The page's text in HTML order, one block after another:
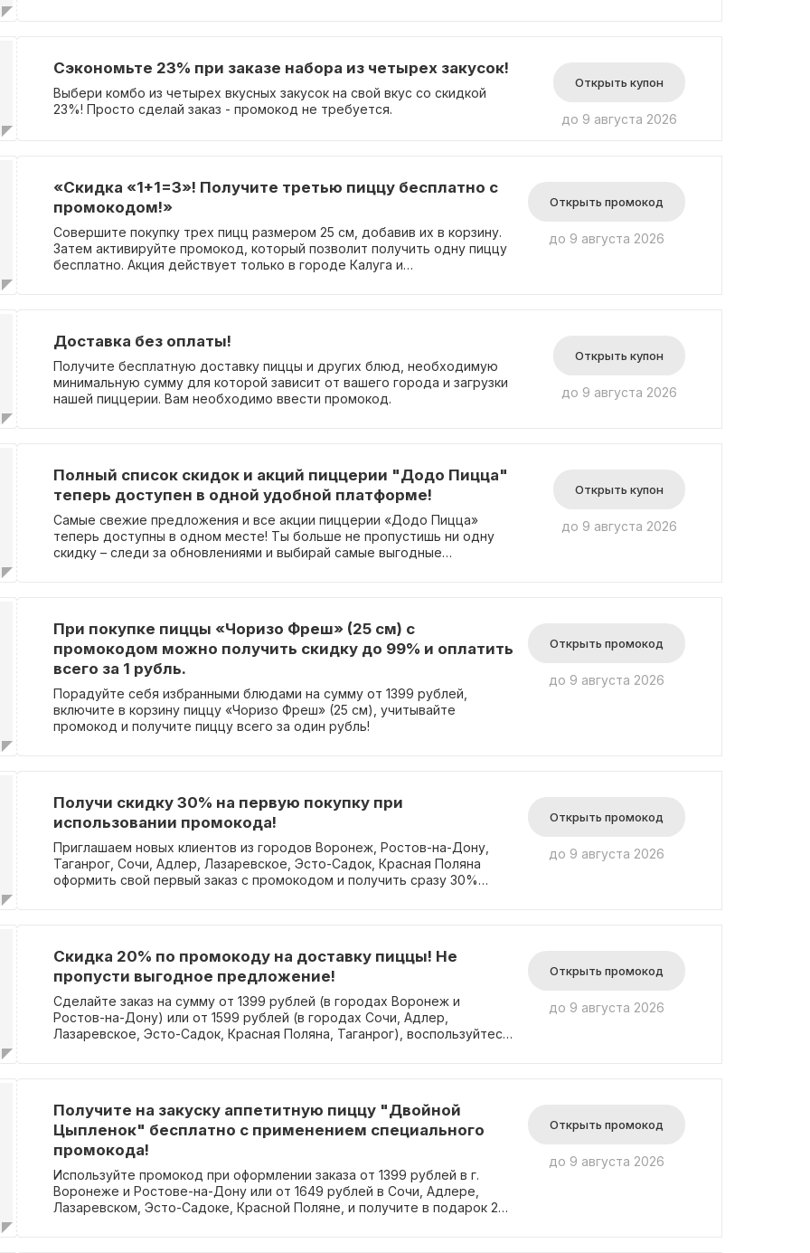
Сэкономьте 23% при заказе набора из четырех закусок!
Выбери комбо из четырех вкусных закусок на свой вкус со скидкой
23%! Просто сделай заказ - промокод не требуется.
Открыть купон
до 9 августа 2026
«Скидка «1+1=3»! Получите третью пиццу бесплатно с
промокодом!»
Совершите покупку трех пицц размером 25 см, добавив их в корзину.
Затем активируйте промокод, который позволит получить одну пиццу
бесплатно. Акция действует только в городе Калуга и
Открыть промокод
до 9 августа 2026
Доставка без оплаты!
Получите бесплатную доставку пиццы и других блюд, необходимую
минимальную сумму для которой зависит от вашего города и загрузки
нашей пиццерии. Вам необходимо ввести промокод.
Открыть купон
до 9 августа 2026
Полный список скидок и акций пиццерии "Додо Пицца"
теперь доступен в одной удобной платформе!
Самые свежие предложения и все акции пиццерии «Додо Пицца»
теперь доступны в одном месте! Ты больше не пропустишь ни одну
скидку – следи за обновлениями и выбирай самые выгодные
Открыть купон
до 9 августа 2026
При покупке пиццы «Чоризо Фреш» (25 см) с
промокодом можно получить скидку до 99% и оплатить
всего за 1 рубль.
Порадуйте себя избранными блюдами на сумму от 1399 рублей,
включите в корзину пиццу «Чоризо Фреш» (25 см), учитывайте
промокод и получите пиццу всего за один рубль!
Открыть промокод
до 9 августа 2026
Получи скидку 30% на первую покупку при
использовании промокода!
Приглашаем новых клиентов из городов Воронеж, Ростов-на-Дону,
Таганрог, Сочи, Адлер, Лазаревское, Эсто-Садок, Красная Поляна
оформить свой первый заказ с промокодом и получить сразу 30%
Открыть промокод
до 9 августа 2026
Скидка 20% по промокоду на доставку пиццы! Не
пропусти выгодное предложение!
Сделайте заказ на сумму от 1399 рублей (в городах Воронеж и
Ростов-на-Дону) или от 1599 рублей (в городах Сочи, Адлер,
Лазаревское, Эсто-Садок, Красная Поляна, Таганрог), воспользуйтесь
Открыть промокод
до 9 августа 2026
Получите на закуску аппетитную пиццу "Двойной
Цыпленок" бесплатно с применением специального
промокода!
Используйте промокод при оформлении заказа от 1399 рублей в г.
Воронеже и Ростове-на-Дону или от 1649 рублей в Сочи, Адлере,
Лазаревском, Эсто-Садоке, Красной Поляне, и получите в подарок 25-
Открыть промокод
до 9 августа 2026